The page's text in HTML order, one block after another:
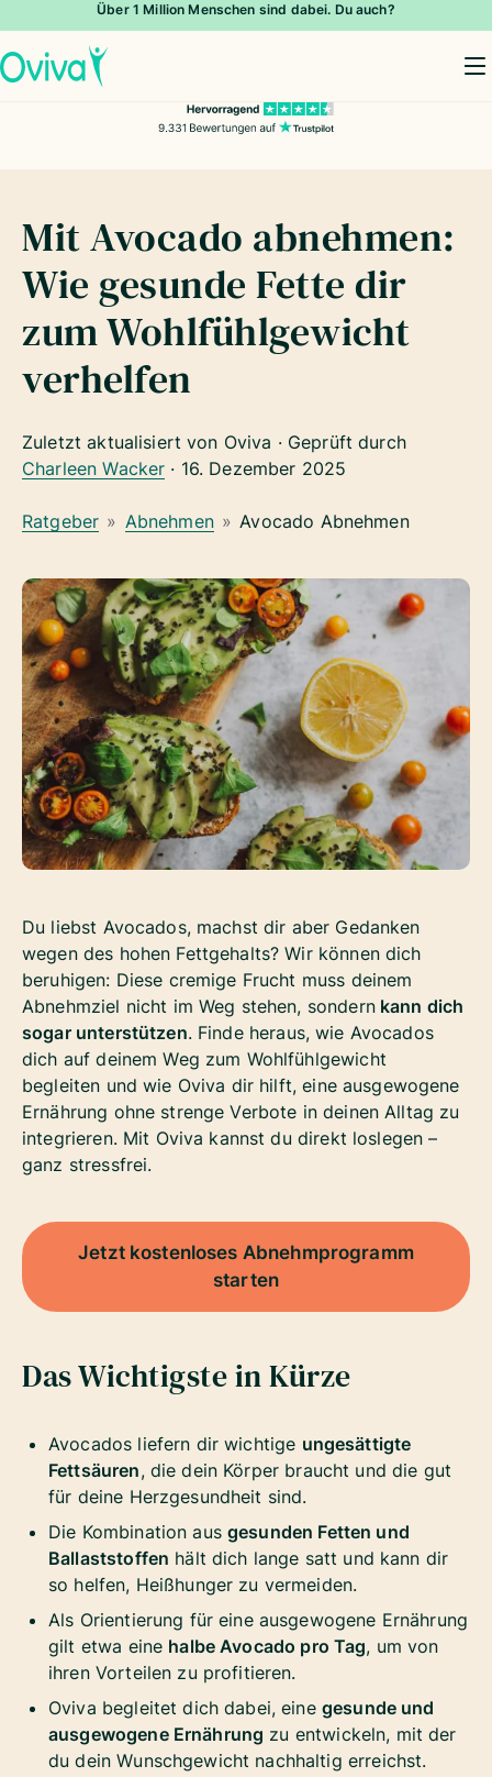
Über 1 Million Menschen sind dabei. Du auch?
Mit Avocado abnehmen:
Wie gesunde Fette dir
zum Wohlfühlgewicht
verhelfen
Zuletzt aktualisiert von Oviva · Geprüft durch
Charleen Wacker · 16. Dezember 2025
Ratgeber » Abnehmen » Avocado Abnehmen
Du liebst Avocados, machst dir aber Gedanken
wegen des hohen Fettgehalts? Wir können dich
beruhigen: Diese cremige Frucht muss deinem
Abnehmziel nicht im Weg stehen, sondernkann dich
sogar unterstützen. Finde heraus, wie Avocados
dich auf deinem Weg zum Wohlfühlgewicht
begleiten und wie Oviva dir hilft, eine ausgewogene
Ernährung ohne strenge Verbote in deinen Alltag zu
integrieren. Mit Oviva kannst du direkt loslegen –
ganz stressfrei.
Jetzt kostenloses Abnehmprogramm
starten
Das Wichtigste in Kürze
Avocados liefern dir wichtige ungesättigte
Fettsäuren, die dein Körper braucht und die gut
für deine Herzgesundheit sind.
Die Kombination aus gesunden Fetten und
Ballaststoffen hält dich lange satt und kann dir
so helfen, Heißhunger zu vermeiden.
Als Orientierung für eine ausgewogene Ernährung
gilt etwa eine halbe Avocado pro Tag, um von
ihren Vorteilen zu profitieren.
Oviva begleitet dich dabei, eine gesunde und
ausgewogene Ernährung zu entwickeln, mit der
du dein Wunschgewicht nachhaltig erreichst.